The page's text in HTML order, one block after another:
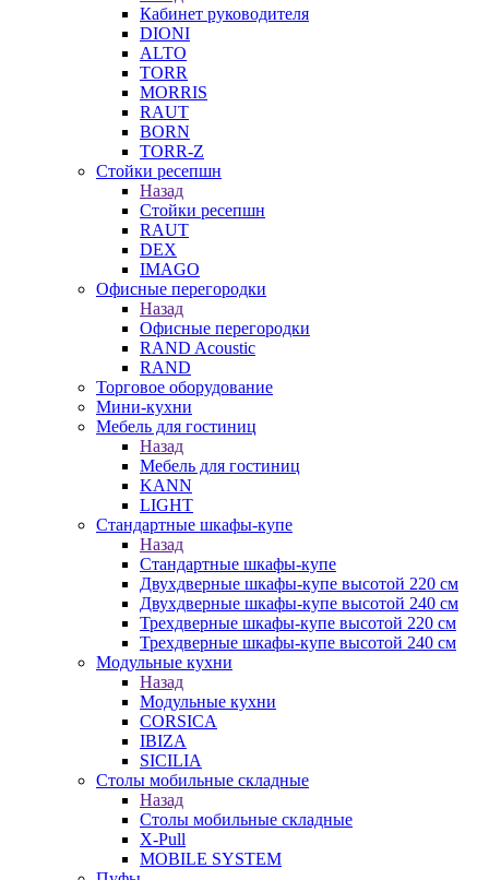
Кабинет руководителя
DIONI
ALTO
TORR
MORRIS
RAUT
BORN
TORR-Z
Стойки ресепшн
Назад
Стойки ресепшн
RAUT
DEX
IMAGO
Офисные перегородки
Назад
Офисные перегородки
RAND Acoustic
RAND
Торговое оборудование
Мини-кухни
Мебель для гостиниц
Назад
Мебель для гостиниц
KANN
LIGHT
Стандартные шкафы-купе
Назад
Стандартные шкафы-купе
Двухдверные шкафы-купе высотой 220 см
Двухдверные шкафы-купе высотой 240 см
Трехдверные шкафы-купе высотой 220 см
Трехдверные шкафы-купе высотой 240 см
Модульные кухни
Назад
Модульные кухни
CORSICA
IBIZA
SICILIA
Столы мобильные складные
Назад
Столы мобильные складные
X-Pull
MOBILE SYSTEM